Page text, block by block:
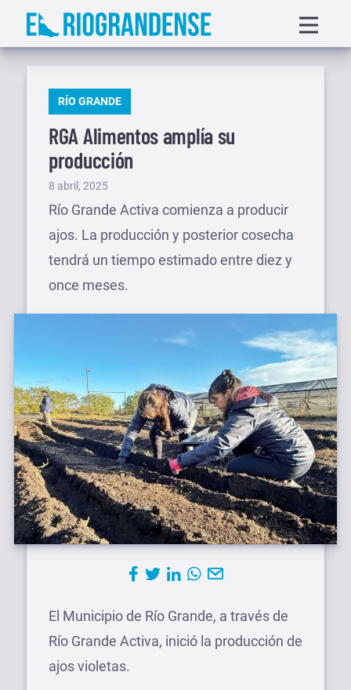
Saltar
menu
PUBLICADO
RÍO GRANDE
RGA Alimentos amplía su
producción
Publicado
el
8 abril, 2025
Río Grande Activa comienza a producir
ajos. La producción y posterior cosecha
tendrá un tiempo estimado entre diez y
once meses.
El Municipio de Río Grande, a través de
Río Grande Activa, inició la producción de
ajos violetas.